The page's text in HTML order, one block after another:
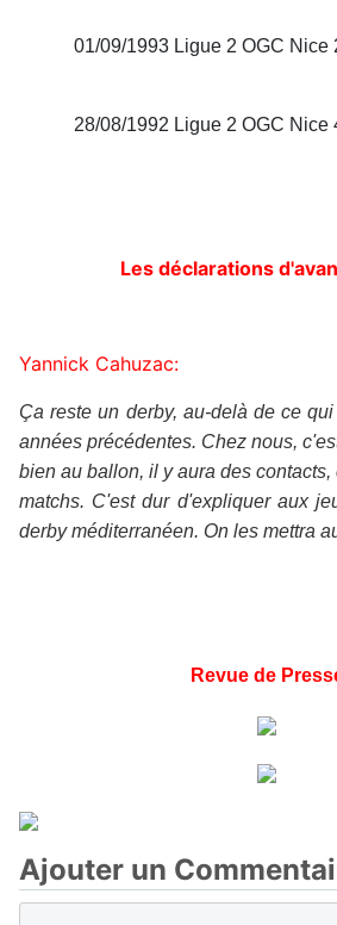
01/09/1993 Ligue 2 OGC Nice
28/08/1992 Ligue 2 OGC Nice
Les déclarations
Yannick Cahuzac:
Ça reste un derby, au-delà de ce
années précédentes. Chez nous,
bien au ballon, il y aura des
matchs. C'est dur d'expliquer aux
derby méditerranéen. On les mettra
Revue de
Ajouter un